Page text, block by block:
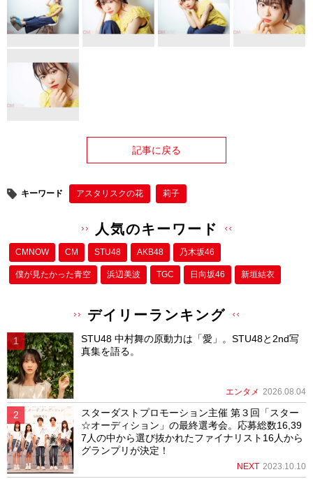
記事に戻る
キーワード アスタリスクの花 莉子
人気のキーワード
CMNOW CM STU48 AKB48 乃木坂46
僕が⾒たかった⻘空 浜辺美波 TGC 日向坂46 新垣結衣
デイリーランキング
STU48 中村舞の原動力は「愛」。STU48と2nd写
真集を語る。
エンタメ 2026.08.04
スターダストプロモーション主催 第３回「スター
☆オーディション」の最終選考会。応募総数16,39
7人の中から選び抜かれたファイナリスト16人から
グランプリが決定！
NEXT 2023.10.10